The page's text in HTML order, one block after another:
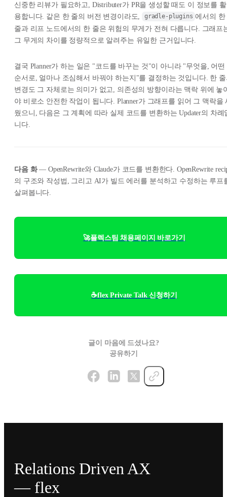
신중한 리뷰가 필요하고, Distributer가 PR을 생성할 때도 이 정보를 활
용합니다. 같은 한 줄의 버전 변경이라도,
gradle-plugins 에서의 한
줄과 리프 노드에서의 한 줄은 위험의 무게가 전혀 다릅니다. 그래프
그 무게의 차이를 정량적으로 알려주는 유일한 근거입니다.
결국 Planner가 하는 일은 "코드를 바꾸는 것"이 아니라 "무엇을, 어떤
순서로, 얼마나 조심해서 바꿔야 하는지"를 결정하는 것입니다. 한
변경도 그 자체로는 의미가 없고, 의존성의 방향이라는 맥락 위에 놓
야 비로소 안전한 작업이 됩니다. Planner가 그래프를 읽어 그 맥락을
웠으니, 다음은 그 계획에 따라 실제 코드를 변환하는 Updater의 차례
니다.
다음 화— OpenRewrite와 Claude가 코드를 변환한다. OpenRewrite
의 구조와 작성법, 그리고 AI가 빌드 에러를 분석하고 수정하는 루프
살펴봅니다.
🚀플렉스팀 채용페이지 바로가기
☕flex Private Talk 신청하기
글이 마음에 드셨나요?
공유하기
Relations Driven AX
— flex